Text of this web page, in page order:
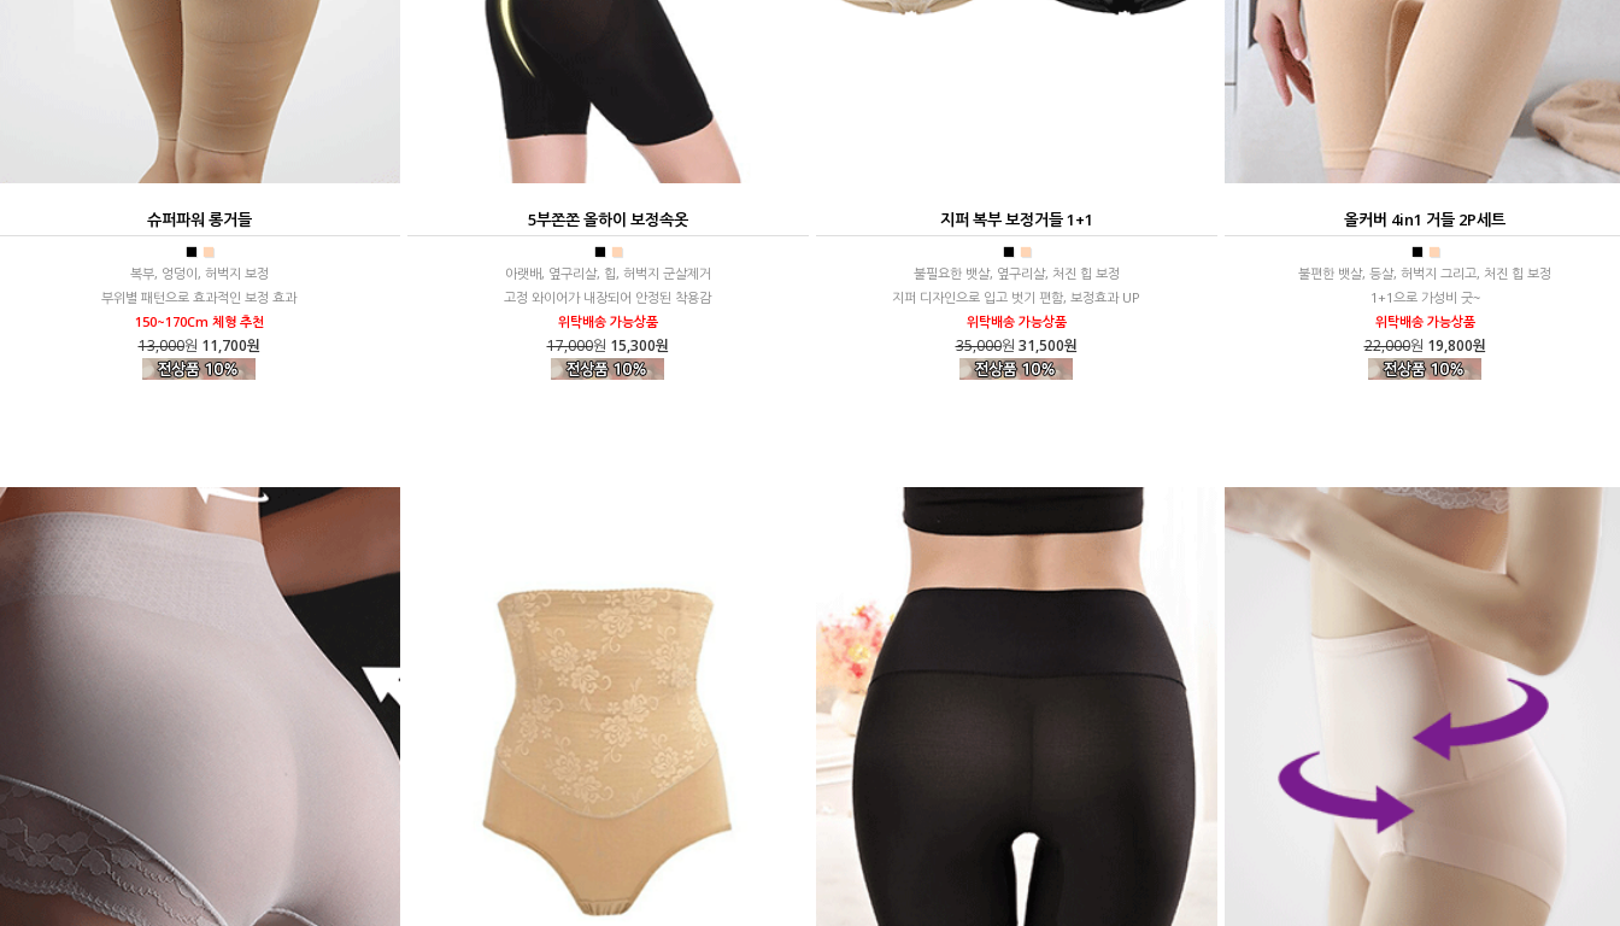
슈퍼파워 롱거들
■ ■
복부, 엉덩이, 허벅지 보정
부위별 패턴으로 효과적인 보정 효과
150~170Cm 체형 추천
13,000원 11,700원
5부쫀쫀 올하이 보정속옷
■ ■
아랫배, 옆구리살, 힙, 허벅지 군살제거
고정 와이어가 내장되어 안정된 착용감
위탁배송 가능상품
17,000원 15,300원
지퍼 복부 보정거들 1+1
■ ■
불필요한 뱃살, 옆구리살, 처진 힙 보정
지퍼 디자인으로 입고 벗기 편함, 보정효과 UP
위탁배송 가능상품
35,000원 31,500원
올커버 4in1 거들 2P세트
■ ■
불편한 뱃살, 등살, 허벅지 그리고, 처진 힙 보정
1+1으로 가성비 굿~
위탁배송 가능상품
22,000원 19,800원